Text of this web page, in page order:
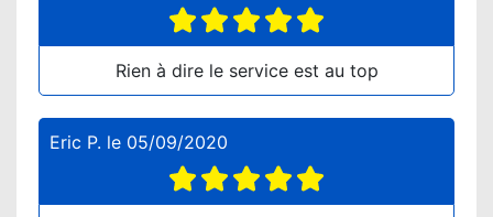
Rien à dire le service est au top
Eric P. le 05/09/2020